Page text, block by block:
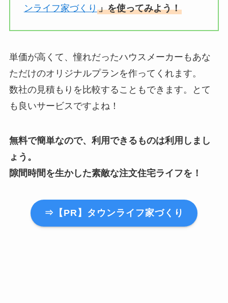
ンライフ家づくり 」を使ってみよう！
単価が高くて、憧れだったハウスメーカーもあな
ただけのオリジナルプランを作ってくれます。
数社の見積もりを比較することもできます。とて
も良いサービスですよね！
無料で簡単なので、利用できるものは利用しまし
ょう。
隙間時間を生かした素敵な注文住宅ライフを！
⇒【PR】タウンライフ家づくり